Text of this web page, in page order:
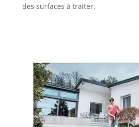
des surfaces à traiter.